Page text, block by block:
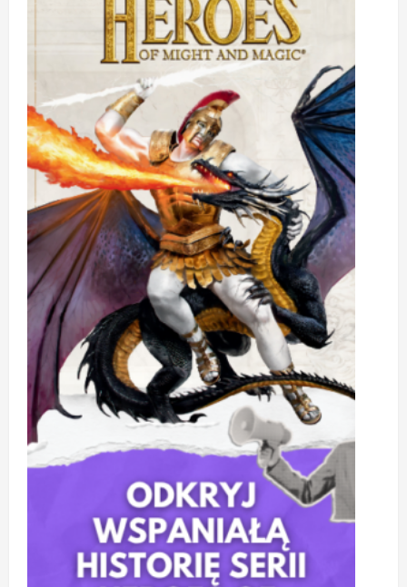
Kandydat
horroru
roku